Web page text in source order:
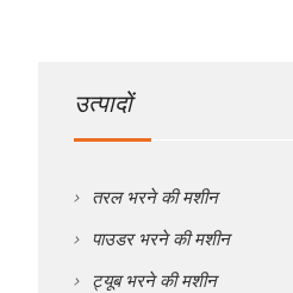
उत्पादों
तरल भरने की मशीन
पाउडर भरने की मशीन
ट्यूब भरने की मशीन